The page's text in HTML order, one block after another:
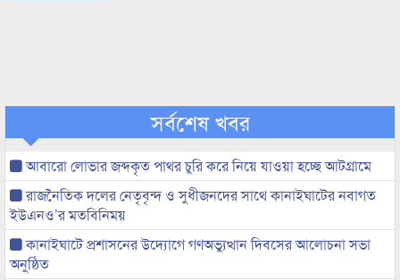
সর্বশেষ খবর
আবারো লোভার জব্দকৃত পাথর চুরি করে নিয়ে যাওয়া হচ্ছে আটগ্রামে
রাজনৈতিক দলের নেতৃবৃন্দ ও সুধীজনদের সাথে কানাইঘাটের নবাগত
ইউএনও’র মতবিনিময়
কানাইঘাটে প্রশাসনের উদ্যোগে গণঅভ্যুত্থান দিবসের আলোচনা সভা
অনুষ্ঠিত